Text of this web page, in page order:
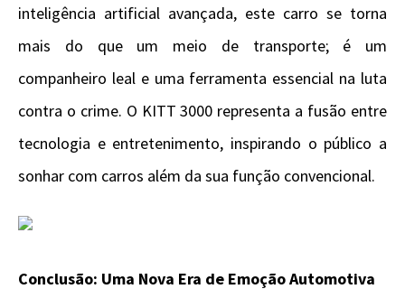
inteligência artificial avançada, este carro se torna
mais do que um meio de transporte; é um
companheiro leal e uma ferramenta essencial na luta
contra o crime. O KITT 3000 representa a fusão entre
tecnologia e entretenimento, inspirando o público a
sonhar com carros além da sua função convencional.
Conclusão: Uma Nova Era de Emoção Automotiva